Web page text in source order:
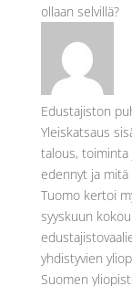
ollaan selvillä?
Edustajiston
Yleiskatsaus
talous, toiminta
edennyt ja
Tuomo kertoi
syyskuun
yhdistyvien
Suomen